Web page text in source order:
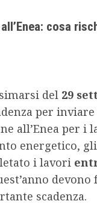
cosa
del 29
per
all’Enea per i
energetico,
i lavori
scadenza.